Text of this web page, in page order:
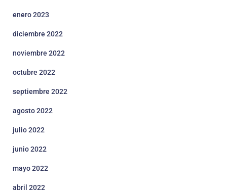
enero 2023
diciembre 2022
noviembre 2022
octubre 2022
septiembre 2022
agosto 2022
julio 2022
junio 2022
mayo 2022
abril 2022